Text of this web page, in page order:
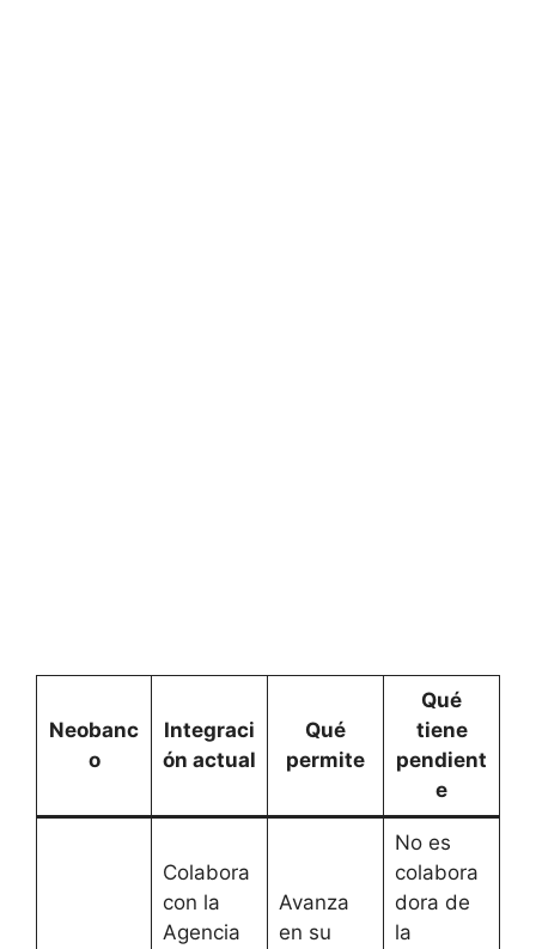
Neobanc
o
Integraci
ón actual
Qué
permite
Qué
tiene
pendient
e
Colabora
con la
Agencia
Avanza
en su
No es
colabora
dora de
la